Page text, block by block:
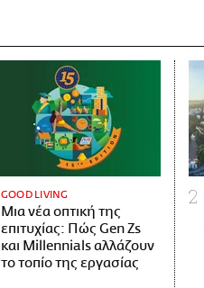
GOOD LIVING
Μια νέα οπτική της
επιτυχίας: Πώς Gen Zs
και Millennials αλλάζουν
το τοπίο της εργασίας